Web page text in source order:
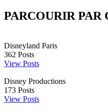
PARCOURIR PAR
Disneyland Paris
362 Posts
View Posts
Disney Productions
173 Posts
View Posts